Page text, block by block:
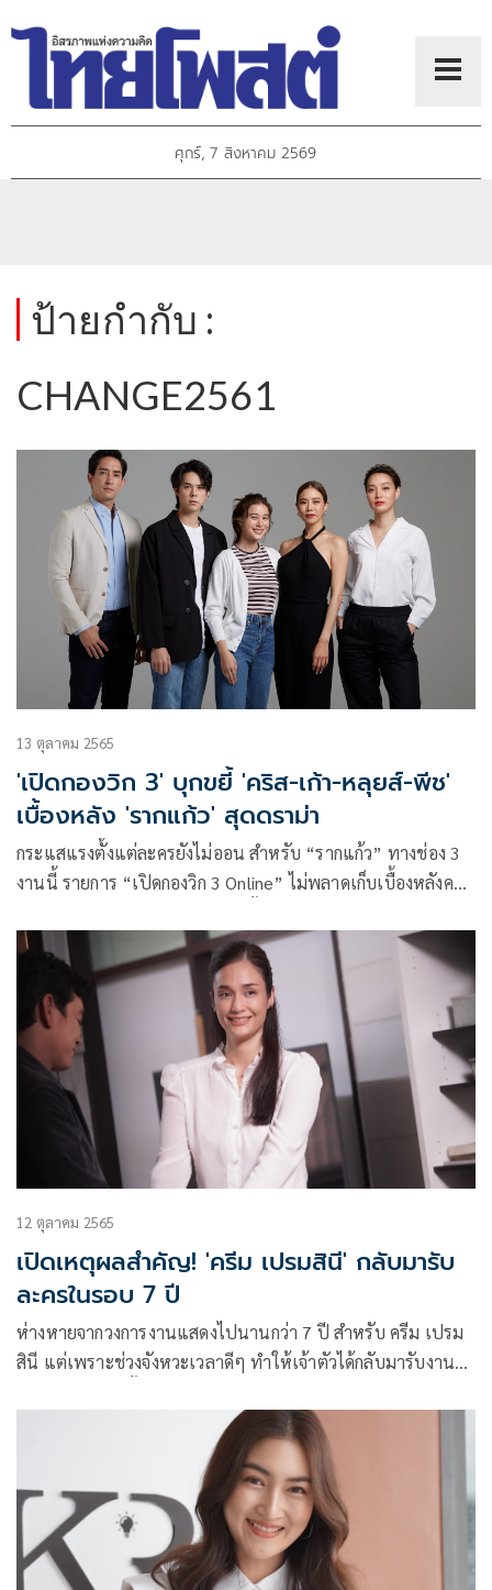
ศุกร์, 7 สิงหาคม 2569
ป้ายกำกับ :
CHANGE2561
13 ตุลาคม 2565
'เปิดกองวิก 3' บุกขยี้ 'คริส-เก้า-หลุยส์-พีช'
เบื้องหลัง 'รากแก้ว' สุดดราม่า
กระแสแรงตั้งแต่ละครยังไม่ออน สำหรับ “รากแก้ว” ทางช่อง 3
งานนี้ รายการ “เปิดกองวิก 3 Online” ไม่พลาดเก็บเบื้องหลังค
ซีนอารมณ์ ที่ได้ 2 ผู้จัด ฉอด-สายทิพย์ มนตรีกุล ณ อยุธยา และ
เอส-วรฤทธิ์ ไวยเจียรนัย จากค่าย CHANGE2561 จำกัด
12 ตุลาคม 2565
เปิดเหตุผลสำคัญ! 'ครีม เปรมสินี' กลับมารับ
ละครในรอบ 7 ปี
ห่างหายจากวงการงานแสดงไปนานกว่า 7 ปี สำหรับ ครีม เปรม
สินี แต่เพราะช่วงจังหวะเวลาดีๆ ทำให้เจ้าตัวได้กลับมารับงาน
เจ้าตัวได้เปิดเหตุผลสำคัญที่รับเล่นเรื่องนี้